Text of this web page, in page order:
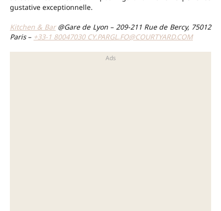
gustative exceptionnelle.
Kitchen & Bar@Gare de Lyon – 209-211 Rue de Bercy, 75012
Paris– +33-1 80047030 CY.PARGL.FO@COURTYARD.COM